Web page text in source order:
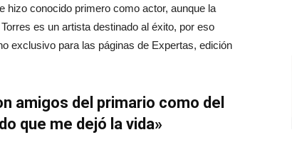
hizo conocido primero como actor, aunque la
es un artista destinado al éxito, por eso
exclusivo para las páginas de Expertas, edición
amigos del primario como del
que me dejó la vida»